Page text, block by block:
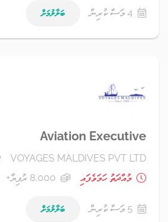
4 މަސް ކުރިން ބަލާލުމަށް
Aviation Executive
VOYAGES MALDIVES PVT LTD
މުއްދަތު ހަމަވެފައި
8,000 ރުފިޔާ+
5 މަސް ކުރިން ބަލާލުމަށް